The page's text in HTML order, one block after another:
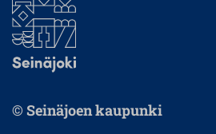
© Seinäjoen kaupunki